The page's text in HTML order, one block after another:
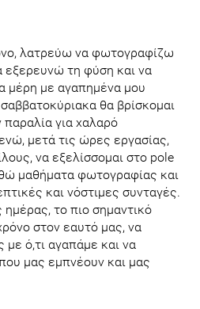
λατρεύω να φωτογραφίζω
εξερευνώ τη φύση και να
μέρη με αγαπημένα μου
θα βρίσκομαι
για χαλαρό
μετά τις ώρες εργασίας,
να εξελίσσομαι στο pole
μαθήματα φωτογραφίας και
και νόστιμες συνταγές.
το πιο σημαντικό
στον εαυτό μας, να
ό,τι αγαπάμε και να
μας εμπνέουν και μας